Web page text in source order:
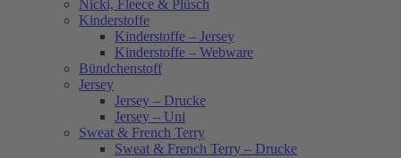
Nicki, Fleece & Plüsch
Kinderstoffe
Kinderstoffe – Jersey
Kinderstoffe – Webware
Bündchenstoff
Jersey
Jersey – Drucke
Jersey – Uni
Sweat & French Terry
Sweat & French Terry – Drucke